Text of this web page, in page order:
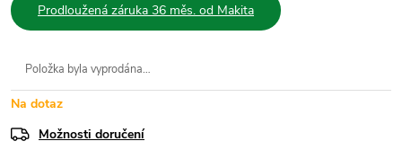
Prodloužená záruka 36 měs. od Makita
Položka byla vyprodána…
Na dotaz
Možnosti doručení